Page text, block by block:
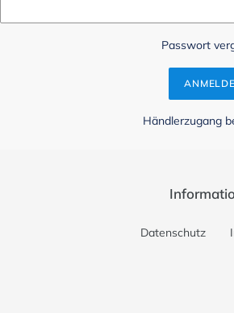
Passwort
Händlerzugang
Datenschutz